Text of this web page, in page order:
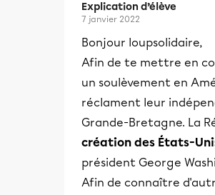
Explication d’élève
7 janvier 2022
Bonjour loupsolidaire,
Afin de te mettre en
un soulèvement en
réclament leur
Grande-Bretagne. La
création des États-
président George
Afin de connaître